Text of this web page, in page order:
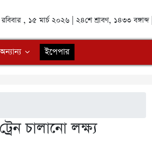
রবিবার , ১৫ মার্চ ২০২৬ | ২৪শে শ্রাবণ, ১৪৩৩
অন্যান্য ইপেপার
চালানো লক্ষ্য